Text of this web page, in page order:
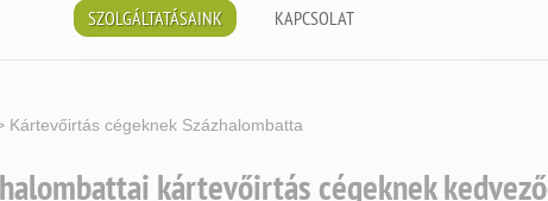
SZOLGÁLTATÁSAINK
KAPCSOLAT
Kártevőirtás cégeknek Százhalombatta
kártevőirtás cégeknek